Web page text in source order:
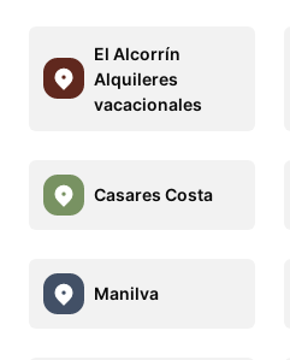
El Alcorrín
Alquileres
vacacionales
Casares Costa
Manilva